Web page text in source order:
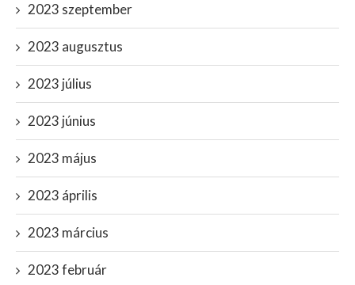
2023 szeptember
2023 augusztus
2023 július
2023 június
2023 május
2023 április
2023 március
2023 február